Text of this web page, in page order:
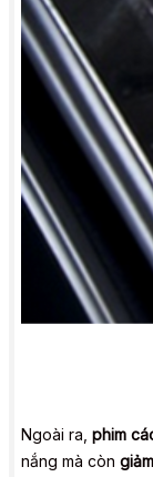
Ngoài ra, phim
nắng mà còn